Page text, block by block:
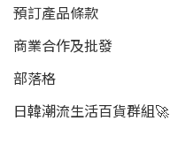
預訂產品條款
商業合作及批發
部落格
日韓潮流生活百貨群組🚀